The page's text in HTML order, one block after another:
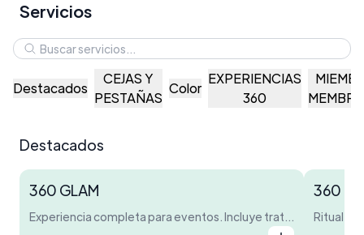
Servicios
Destacados
CEJAS Y
PESTAÑAS
Color
EXPERIENCIAS
360
Destacados
360 GLAM 360